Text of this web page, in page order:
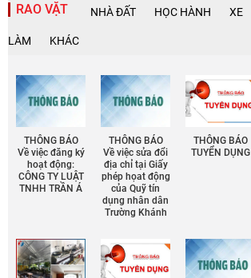
RAO VẶT NHÀ ĐẤT HỌC HÀNH XE
LÀM KHÁC
THÔNG BÁO
Về việc đăng ký
hoạt động:
CÔNG TY LUẬT
TNHH TRẦN Á
THÔNG BÁO
Về việc sửa đổi
địa chỉ tại Giấy
phép họat động
của Quỹ tín
dụng nhân dân
Trường Khánh
THÔNG BÁO
TUYỂN DỤNG